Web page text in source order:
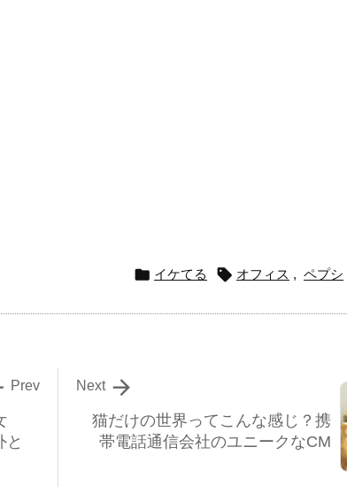
 イケてる  オフィス , ペプシ
猫だけの世界ってこんな感じ？携
帯電話通信会社のユニークなCM

Next
と
Prev